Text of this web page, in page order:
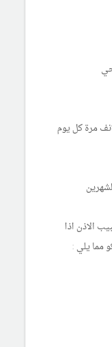
مرة كل يوم
الاذن اذا
مما يلي :